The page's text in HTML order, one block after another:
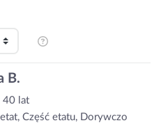
B.
40 lat
etat, Część etatu, Dorywczo